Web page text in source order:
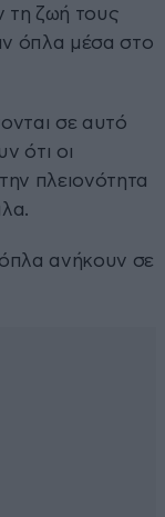
τη ζωή τους
όπλα μέσα στο
σε αυτό
ότι οι
πλειονότητα
ανήκουν σε